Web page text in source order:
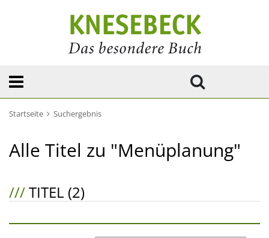
Startseite Suchergebnis
Alle Titel zu "Menüplanung"
///TITEL (2)